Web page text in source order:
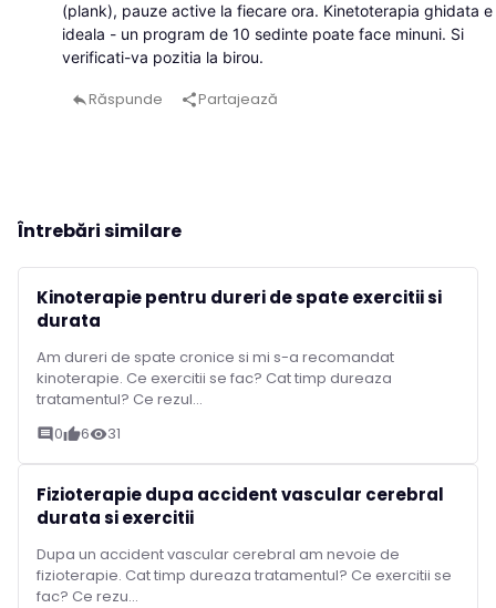
(plank), pauze active la fiecare ora. Kinetoterapia ghidata e
ideala - un program de 10 sedinte poate face minuni. Si
verificati-va pozitia la birou.
replyRăspunde sharePartajează
Întrebări similare
Kinoterapie pentru dureri de spate exercitii si
durata
Am dureri de spate cronice si mi s-a recomandat
kinoterapie. Ce exercitii se fac? Cat timp dureaza
tratamentul? Ce rezul...
comment 0thumb_up6visibility31
Fizioterapie dupa accident vascular cerebral
durata si exercitii
Dupa un accident vascular cerebral am nevoie de
fizioterapie. Cat timp dureaza tratamentul? Ce exercitii se
fac? Ce rezu...